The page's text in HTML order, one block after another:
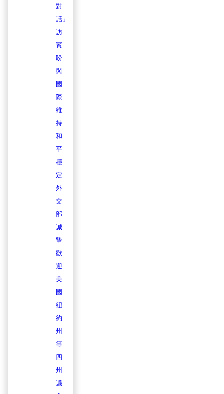
對
話」
訪
賓
盼
與
國
際
維
持
和
平
穩
定
外
交
部
誠
摯
歡
迎
美
國
紐
約
州
等
四
州
議